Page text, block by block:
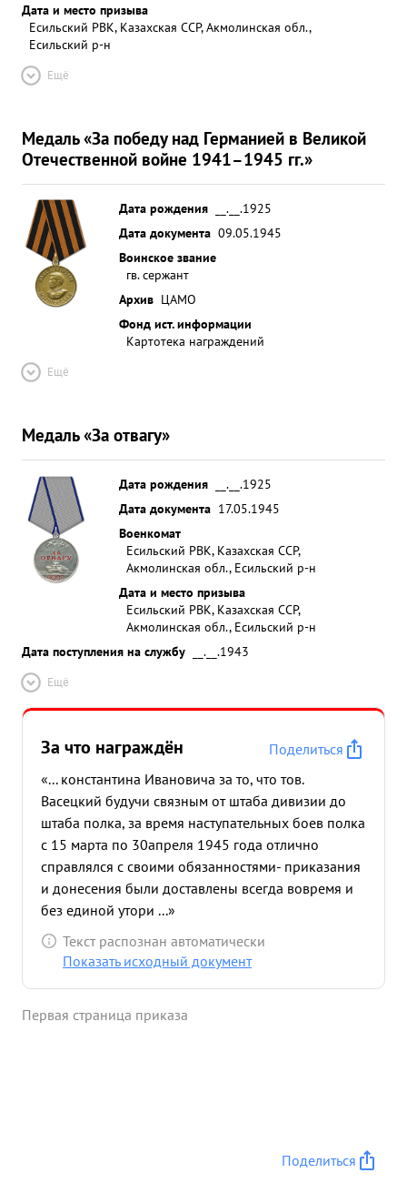
Дата и место призыва
Есильский РВК, Казахская ССР, Акмолинская обл.,
Есильский р-н
Ещё
Медаль «За победу над Германией в Великой
Отечественной войне 1941–1945 гг.»
Дата рождения
__.__.1925
Дата документа 09.05.1945
Воинское звание
гв. сержант
Архив ЦАМО
Фонд ист. информации
Картотека награждений
Ещё
Медаль «За отвагу»
Дата рождения
__.__.1925
Дата документа 17.05.1945
Военкомат
Есильский РВК, Казахская ССР,
Акмолинская обл., Есильский р-н
Дата и место призыва
Есильский РВК, Казахская ССР,
Акмолинская обл., Есильский р-н
Дата поступления на службу
__.__.1943
Ещё
За что награждён
Поделиться
«... константина Ивановича за то, что тов.
Васецкий будучи связным от штаба дивизии до
штаба полка, за время наступательных боев полка
с 15 марта по 30апреля 1945 года отлично
справлялся с своими обязанностями- приказания
и донесения были доставлены всегда вовремя и
без единой утори ...»
Текст распознан автоматически
Показать исходный документ
Первая страница приказа
Поделиться